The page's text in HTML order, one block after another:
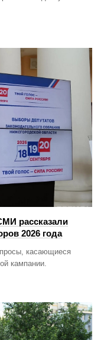
рассказали
2026 года
касающиеся
кампании.